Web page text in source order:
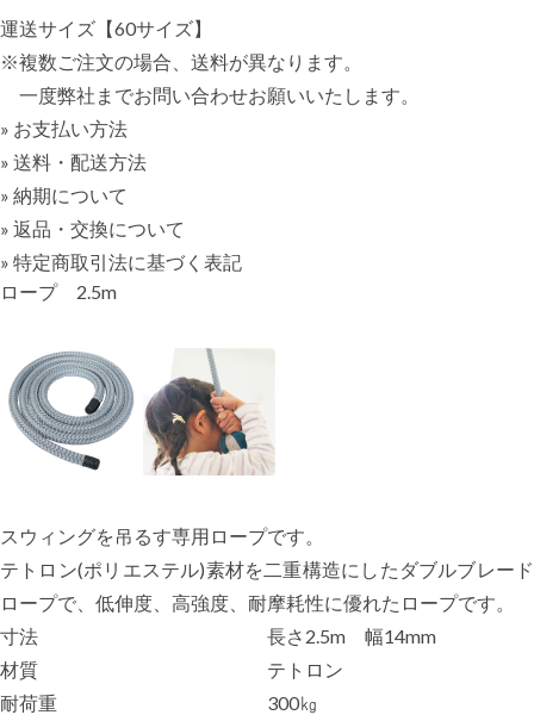
運送サイズ【60サイズ】
※複数ご注文の場合、送料が異なります。
一度弊社までお問い合わせお願いいたします。
» お支払い方法
» 送料・配送方法
» 納期について
» 返品・交換について
» 特定商取引法に基づく表記
ロープ 2.5m
スウィングを吊るす専用ロープです。
テトロン(ポリエステル)素材を二重構造にしたダブルブレード
ロープで、低伸度、高強度、耐摩耗性に優れたロープです。
寸法
長さ2.5m 幅14mm
材質
テトロン
耐荷重
300㎏